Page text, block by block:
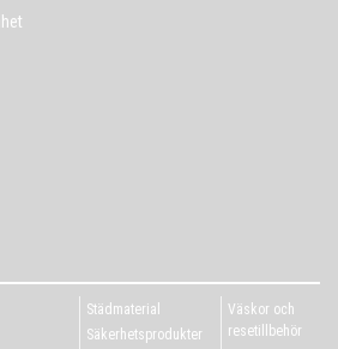
Städmaterial
Säkerhetsprodukter
Väskor och
resetillbehör